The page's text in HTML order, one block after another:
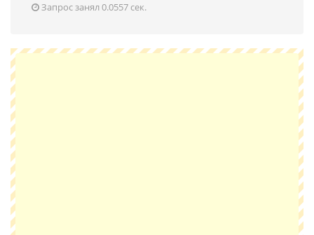
Запрос занял 0.0557 сек.